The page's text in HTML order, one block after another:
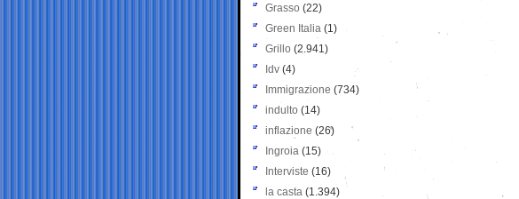
Grasso (22)
Green Italia (1)
Grillo (2.941)
Idv (4)
Immigrazione (734)
indulto (14)
inflazione (26)
Ingroia (15)
Interviste (16)
la casta (1.394)